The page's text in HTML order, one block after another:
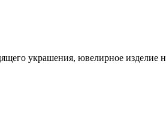
украшения, ювелирное изделие